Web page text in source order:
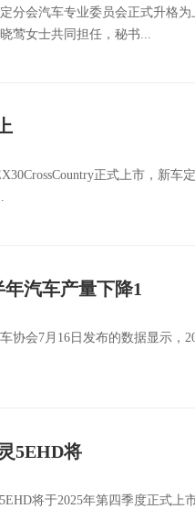
分会汽车专业委员会正式升格
莺女士共同担任，秘书...
正式上市，新
汽车产量下降1
协会7月16日发布的数据显示，
5EHD将
将于2025年第四季度正式